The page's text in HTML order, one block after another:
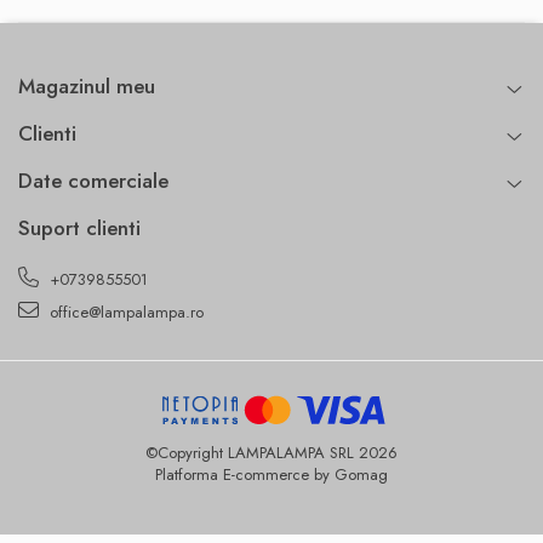
Magazinul meu
Clienti
Date comerciale
Suport clienti
+0739855501
office@lampalampa.ro
©Copyright LAMPALAMPA SRL 2026
Platforma E-commerce by Gomag